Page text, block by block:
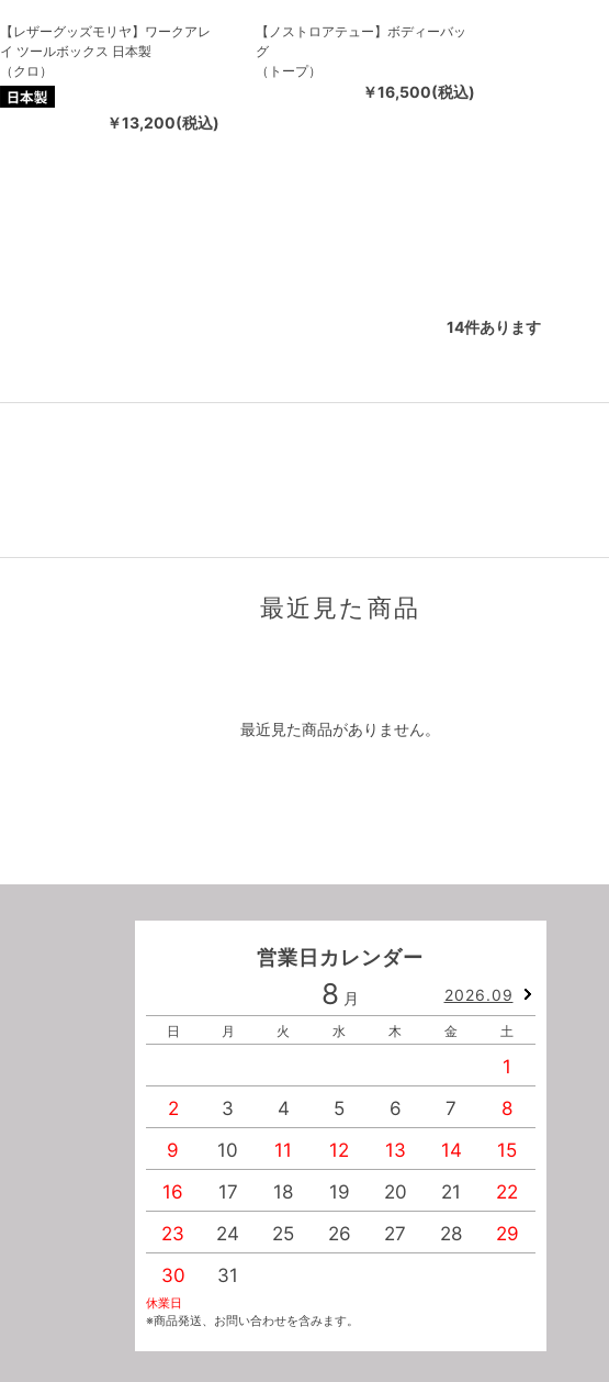
【レザーグッズモリヤ】ワークアレ
イ ツールボックス 日本製
（クロ）
￥13,200(税込)
【ノストロアテュー】ボディーバッ
グ
（トープ）
￥16,500(税込)
14件あります
最近見た商品
最近見た商品がありません。
営業日カレンダー
8 月 2026.09
日 月 火 水 木 金 土
1
2
3 4 5 6 7
8
9
10 11 12 13 14
15
16
17 18 19 20 21
22
23
24 25 26 27 28
29
30
31
休業日
※商品発送、お問い合わせを含みます。